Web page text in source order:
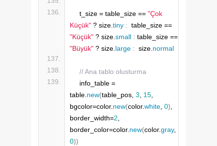
    t_size = table_size ==
"Çok
Küçük" ? size.tiny :
"Küçük" ? size.small :
"Büyük" ? size.large :
  size.
normal
// Ana tablo olusturma
    info_table =
table.new(table_pos, 3, 15,
bgcolor=color.new(color.white, 0),
border_width=2,
border_color=color.new(color.gray
0))